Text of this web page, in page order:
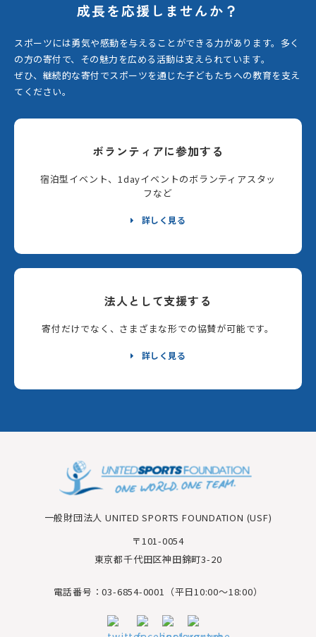
成長を応援しませんか？
スポーツには勇気や感動を与えることができる力があります。 多く
の方の寄付で、その魅力を広める活動は支えられています。
ぜひ、継続的な寄付でスポーツを通じた子どもたちへの教育を支え
てください。
ボランティアに参加する
宿泊型イベント、1dayイベントのボランティアスタッ
フなど
詳しく見る
法人として支援する
寄付だけでなく、さまざまな形での協賛が可能です。
詳しく見る
一般財団法人 UNITED SPORTS FOUNDATION (USF)
〒101-0054
東京都千代田区神田錦町3-20
電話番号：03-6854-0001（平日10:00～18:00）